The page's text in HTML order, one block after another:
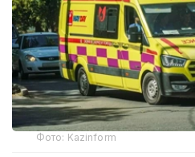
Фото: Kazinform